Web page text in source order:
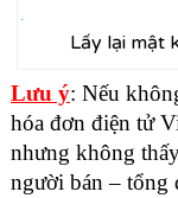
Lấy lại mật
Lưu ý: Nếu
hóa đơn điện tử
nhưng không
người bán – tổng